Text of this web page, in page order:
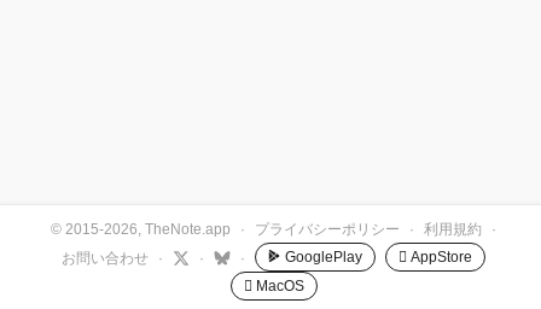
© 2015-2026, TheNote.app · プライバシーポリシー · 利用規約
·
お問い合わせ
· · · GooglePlay
 AppStore
 MacOS